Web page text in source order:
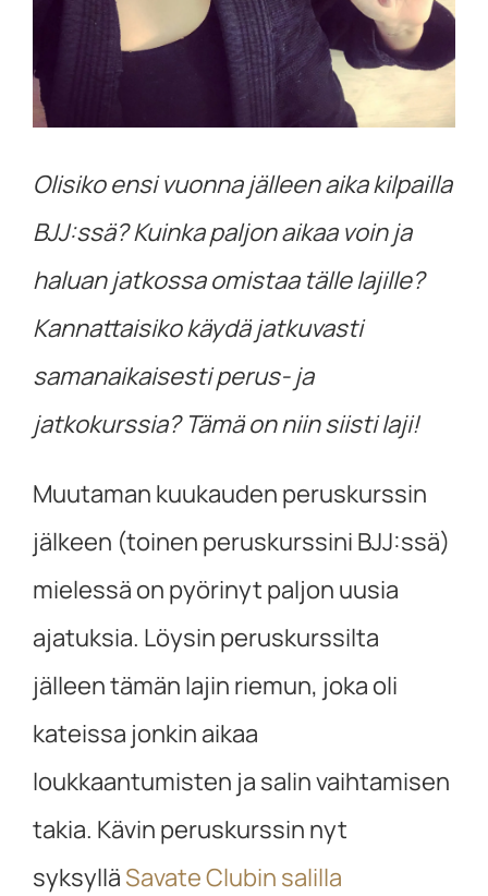
Olisiko ensi vuonna jälleen aika kilpailla
BJJ:ssä? Kuinka paljon aikaa voin ja
haluan jatkossa omistaa tälle lajille?
Kannattaisiko käydä jatkuvasti
samanaikaisesti perus- ja
jatkokurssia? Tämä on niin siisti laji!
Muutaman kuukauden peruskurssin
jälkeen (toinen peruskurssini BJJ:ssä)
mielessä on pyörinyt paljon uusia
ajatuksia. Löysin peruskurssilta
jälleen tämän lajin riemun, joka oli
kateissa jonkin aikaa
loukkaantumisten ja salin vaihtamisen
takia. Kävin peruskurssin nyt
syksyllä Savate Clubin salilla